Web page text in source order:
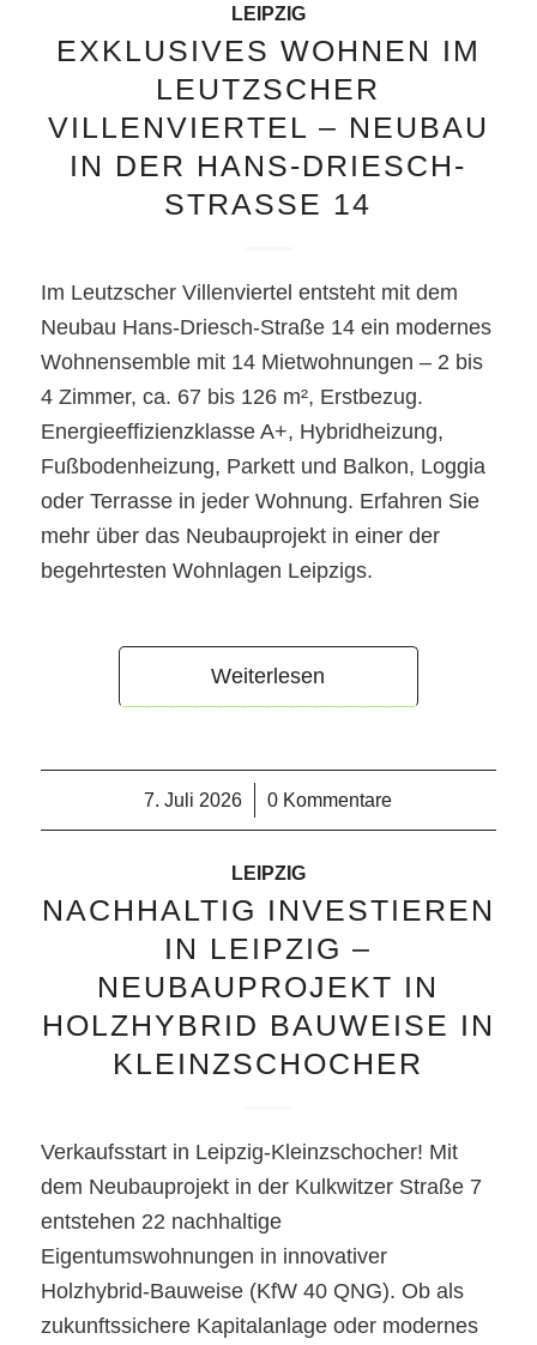
LEIPZIG
EXKLUSIVES WOHNEN IM
LEUTZSCHER
VILLENVIERTEL – NEUBAU
IN DER HANS-DRIESCH-
STRASSE 14
Im Leutzscher Villenviertel entsteht mit dem
Neubau Hans-Driesch-Straße 14 ein modernes
Wohnensemble mit 14 Mietwohnungen – 2 bis
4 Zimmer, ca. 67 bis 126 m², Erstbezug.
Energieeffizienzklasse A+, Hybridheizung,
Fußbodenheizung, Parkett und Balkon, Loggia
oder Terrasse in jeder Wohnung. Erfahren Sie
mehr über das Neubauprojekt in einer der
begehrtesten Wohnlagen Leipzigs.
Weiterlesen
7. Juli 2026
/ 0 Kommentare
LEIPZIG
NACHHALTIG INVESTIEREN
IN LEIPZIG –
NEUBAUPROJEKT IN
HOLZHYBRID BAUWEISE IN
KLEINZSCHOCHER
Verkaufsstart in Leipzig-Kleinzschocher! Mit
dem Neubauprojekt in der Kulkwitzer Straße 7
entstehen 22 nachhaltige
Eigentumswohnungen in innovativer
Holzhybrid-Bauweise (KfW 40 QNG). Ob als
zukunftssichere Kapitalanlage oder modernes